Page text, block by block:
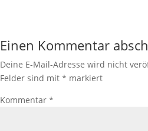
Einen Kommentar
Deine E-Mail-Adresse wird nicht
Felder sind mit * markiert
Kommentar *